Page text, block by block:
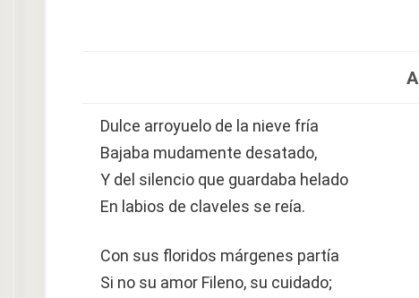
A
Dulce arroyuelo de la nieve fría
Bajaba mudamente desatado,
Y del silencio que guardaba helado
En labios de claveles se reía.
Con sus floridos márgenes partía
Si no su amor Fileno, su cuidado;